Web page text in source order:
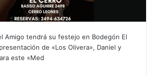
Amigo tendrá su festejo en Bodegón El
de «Los Olivera», Daniel y
este «Med